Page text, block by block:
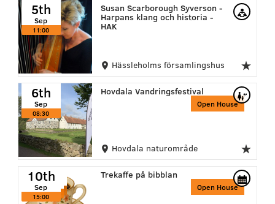
Susan Scarborough Syverson -
Harpans klang och historia -
HAK
5th
Sep
11:00
Hässleholms församlingshus
Hovdala Vandringsfestival
6th
Sep
08:30
Open House
Hovdala naturområde
Trekaffe på bibblan
10th
Sep
15:00
10th
Sep
15:00
10th
Sep
15:00 Open House